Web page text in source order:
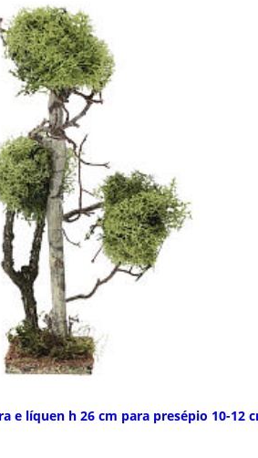
e líquen h 26 cm para presépio 10-12